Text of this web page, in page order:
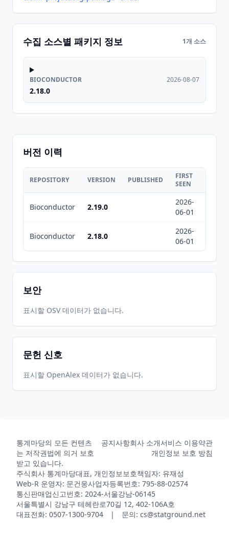
수집 소스별 패키지 정보 1개 소스
BIOCONDUCTOR
2.18.0
2026-08-07
버전 이력
REPOSITORY VERSION PUBLISHED
FIRST
SEEN
Bioconductor 2.19.0
2026-
06-01
Bioconductor 2.18.0
2026-
06-01
보안
표시할 OSV 데이터가 없습니다.
문헌 신호
표시할 OpenAlex 데이터가 없습니다.
통계마당의 모든 컨텐츠
는 저작권법에 의거 보호
받고 있습니다.
공지사항회사 소개서비스 이용약관
개인정보 보호 방침
주식회사 통계마당대표, 개인정보보호책임자: 유재성
Web-R 운영자: 문건웅사업자등록번호: 795-88-02574
통신판매업신고번호: 2024-서울강남-06145
서울특별시 강남구 테헤란로70길 12, 402-106A호
대표전화: 0507-1300-9704 | 문의: cs@statground.net